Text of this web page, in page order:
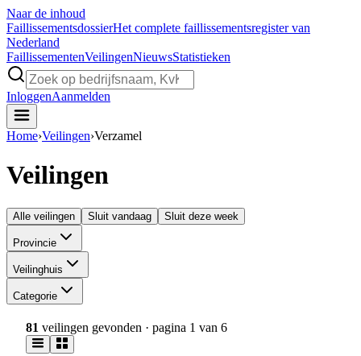
Naar de inhoud
FaillissementsdossierHet complete faillissementsregister van
Nederland
FaillissementenVeilingenNieuwsStatistieken
InloggenAanmelden
Home›Veilingen›Verzamel
Veilingen
Alle veilingen Sluit vandaag Sluit deze week
Provincie
Veilinghuis
Categorie
81 veilingen gevonden · pagina 1 van 6